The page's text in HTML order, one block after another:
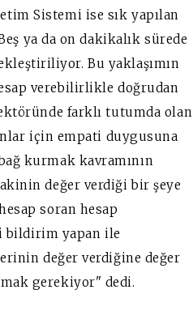
Sistemi ise sık yapılan
ya da on dakikalık sürede
Bu yaklaşımın
verebilirlikle doğrudan
farklı tutumda olan
için empati duygusuna
kurmak kavramının
değer verdiği bir şeye
soran hesap
bildirim yapan ile
değer verdiğine değer
gerekiyor" dedi.